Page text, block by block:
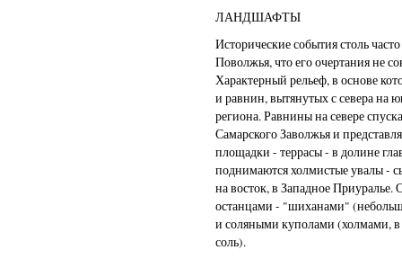
ЛАНДШАФТЫ
Исторические события столь
Поволжья, что его очертания не
Характерный рельеф, в основе
и равнин, вытянутых с севера на
региона. Равнины на севере
Самарского Заволжья и
площадки - террасы - в долине
поднимаются холмистые увалы -
на восток, в Западное
останцами - "шиханами"
и соляными куполами (холмами, в
соль).